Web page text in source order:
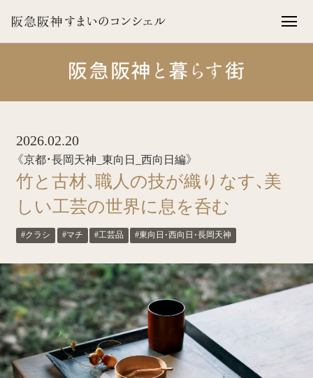
2026.02.20
《京都・長岡天神_東向日_西向日編》
竹と古材、職人の技が織りなす、美
しい工芸の世界に息を呑む
#クラシ #マチ #工芸品 #東向日・西向日・長岡天神